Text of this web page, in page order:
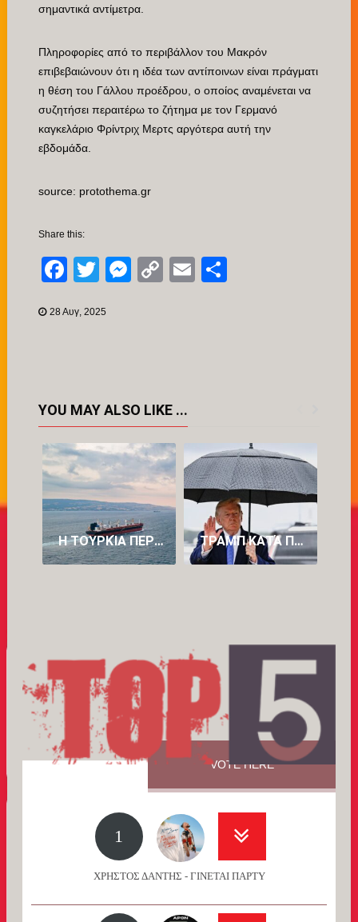
σημαντικά αντίμετρα.
Πληροφορίες από το περιβάλλον του Μακρόν
επιβεβαιώνουν ότι η ιδέα των αντίποινων είναι πράγματι
η θέση του Γάλλου προέδρου, ο οποίος αναμένεται να
συζητήσει περαιτέρω το ζήτημα με τον Γερμανό
καγκελάριο Φρίντριχ Μερτς αργότερα αυτή την
εβδομάδα.
source: protothema.gr
Share this:
Facebook
TwitterMessenger
CopyEmail
28 Αυγ, 2025
YOU MAY ALSO LIKE ...
Η ΤΟΥΡΚΊΑ ΠΕΡΙΟΡΊΖΕΙ ΤΗ ΔΙΈΛΕΥΣΗ ΠΛΟΊΩΝ ΠΡΟΣ ΤΗ ΜΑΎΡΗ ΘΆΛΑΣΣΑ ΤΡΑΜΠ ΚΑΤΆ ΠΕΤΡΕΛΑΪΚΏΝ: «ΒΓΆΖΟΥΝ ΥΠΕΡΒΟΛΙΚΆ ΠΟΛΛΆ ΧΡΉΜΑΤΑ»
VOTE HERE
1
ΧΡΗΣΤΟΣ ΔΑΝΤΗΣ - ΓΙΝΕΤΑΙ ΠΑΡΤΥ